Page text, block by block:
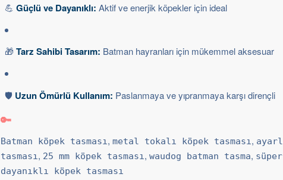
💪Güçlü ve Dayanıklı: Aktif ve enerjik köpekler için ideal
🎁Tarz Sahibi Tasarım: Batman hayranları için mükemmel aksesuar
🛡️ Uzun Ömürlü Kullanım: Paslanmaya ve yıpranmaya karşı dirençli
🔑
Batman köpek tasması,metal tokalı köpek tasması,
tasması, 25 mm köpek tasması,waudog batman tasma,
dayanıklı köpek tasması